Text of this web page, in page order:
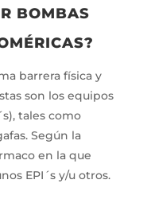
BOMBAS
barrera física y
son los equipos
tales como
Según la
en la que
EPI´s y/u otros.